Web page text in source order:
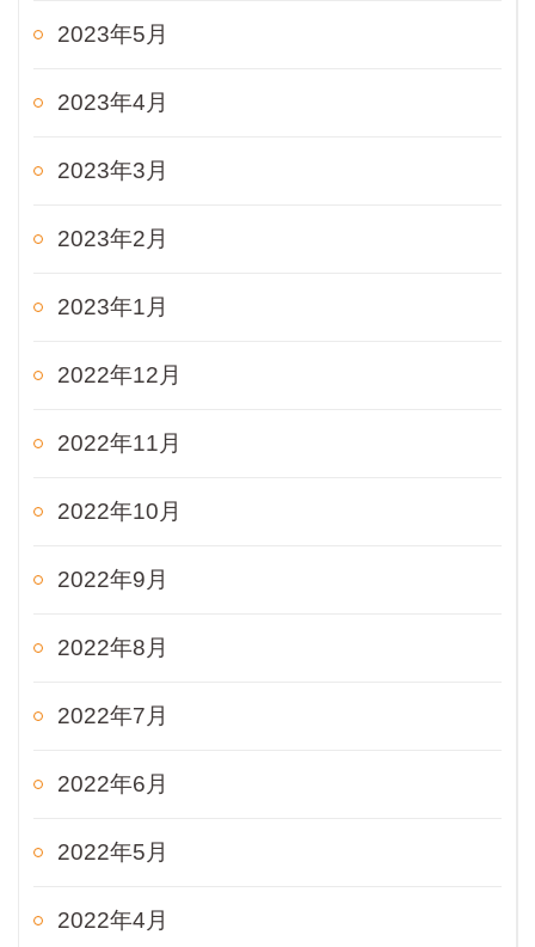
2023年5月
2023年4月
2023年3月
2023年2月
2023年1月
2022年12月
2022年11月
2022年10月
2022年9月
2022年8月
2022年7月
2022年6月
2022年5月
2022年4月